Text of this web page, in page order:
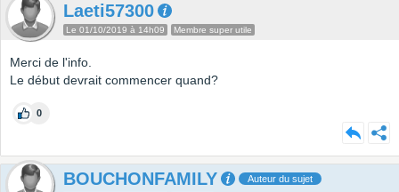
Laeti57300
Le 01/10/2019 à 14h09 Membre super utile
Merci de l'info.
Le début devrait commencer quand?
0
BOUCHONFAMILY Auteur du sujet